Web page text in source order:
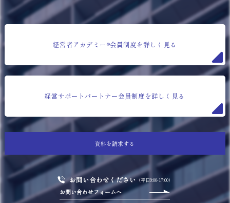
資料を請求する
お問い合わせください （平日9:00-17:00）
お問い合わせフォームへ
経営者アカデミー®会員制度を詳しく見る
経営サポートパートナー会員制度を詳しく見る